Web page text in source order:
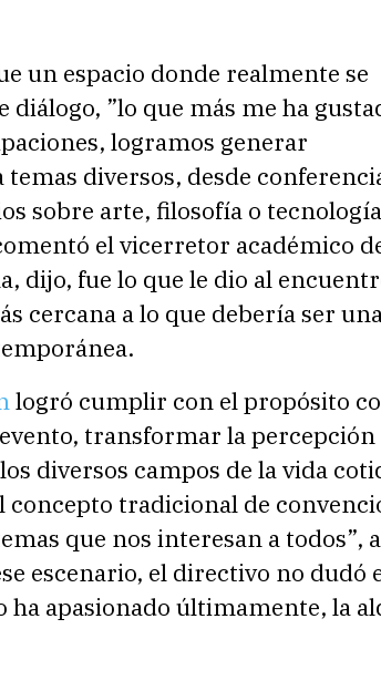
un espacio donde realmente se
”lo que más me ha
logramos generar
diversos, desde
sobre arte, filosofía o
el vicerretor académico
dijo, fue lo que le dio al
cercana a lo que debería ser
logró cumplir con el propósito
transformar la percepción
diversos campos de la vida
concepto tradicional de
que nos interesan a todos”,
escenario, el directivo no dudó
ha apasionado últimamente, la